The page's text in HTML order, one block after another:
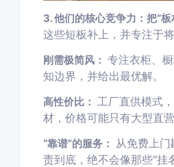
3. 他们的核心竞争力：把“
这些短板补上，并专注于
刚需极简风： 专注衣柜、
知边界，并给出最优解。
高性价比：
工厂直供模式
材，价格可能只有大型直
“靠谱”的服务：
从免费上
责到底，绝不会像那些“挂